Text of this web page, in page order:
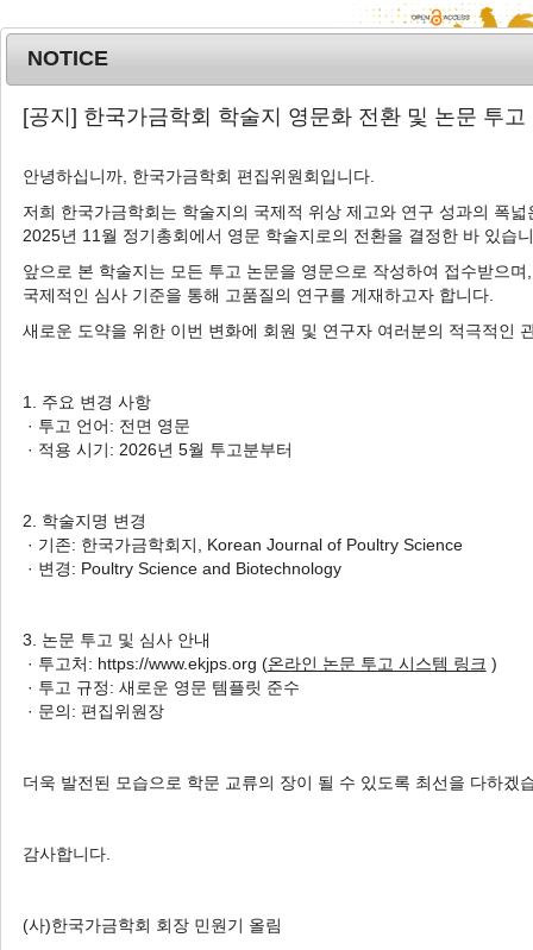
T
o
e
n
a
MENU
Advanced Search List
Author: Hyekyoung Shin
1 Articles are founded.
on Performance, Egg Quality, and
Intestinal Morphology in Late-
와 오레가노 오일 첨가가 산란계
의 계란 생산성, 계란품질 및 장의 형태학적 특성에 미치는
영향
Jeon
, Hwan-Ku Kang
Korean J. Poult. Sci. 2023;50(4):311-323.
HTML PDF PubReader
NOTICE
[공지] 한국가금학회 학술지 영문화 전환 및 논문 투고
안녕하십니까, 한국가금학회 편집위원회입니다.
저희 한국가금학회는 학술지의 국제적 위상 제고와 연구 성과의 폭넓
2025년 11월 정기총회에서 영문 학술지로의 전환을 결정한 바 있습
앞으로 본 학술지는 모든 투고 논문을 영문으로 작성하여 접수받으며,
국제적인 심사 기준을 통해 고품질의 연구를 게재하고자 합니다.
새로운 도약을 위한 이번 변화에 회원 및 연구자 여러분의 적극적인
1. 주요 변경 사항
· 투고 언어: 전면 영문
· 적용 시기: 2026년 5월 투고분부터
2. 학술지명 변경
· 기존: 한국가금학회지, Korean Journal of Poultry Science
· 변경: Poultry Science and Biotechnology
3. 논문 투고 및 심사 안내
· 투고처: https://www.ekjps.org (온라인 논문 투고 시스템 링크 )
· 투고 규정: 새로운 영문 템플릿 준수
· 문의: 편집위원장
더욱 발전된 모습으로 학문 교류의 장이 될 수 있도록 최선을 다하겠
감사합니다.
(사)한국가금학회 회장 민원기 올림